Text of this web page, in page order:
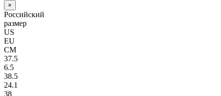
×
Российский
размер
US
EU
СМ
37.5
6.5
38.5
24.1
38